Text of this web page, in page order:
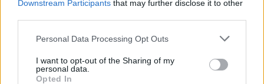
Downstream Participants that may further disclose it to other
Personal Data Processing Opt Outs
I want to opt-out of the Sharing of my
personal data.
Opted In
Chelsea
a Stamford Bridge, e la sfida contro
l’Evertonall’ultima giornata (i Toffees hanno ancora
residue chances di qualificazione europea).